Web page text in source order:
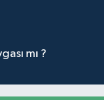
mı ?